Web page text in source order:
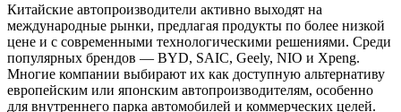
Китайские автопроизводители активно выходят на
международные рынки, предлагая продукты по более низкой
цене и с современными технологическими решениями. Среди
популярных брендов — BYD, SAIC, Geely, NIO и Xpeng.
Многие компании выбирают их как доступную альтернативу
европейским или японским автопроизводителям, особенно
для внутреннего парка автомобилей и коммерческих целей.